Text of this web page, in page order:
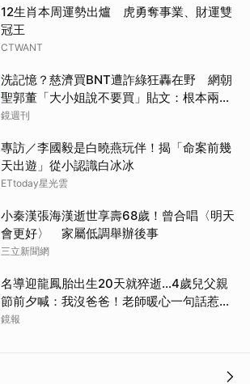
12生肖本周運勢出爐 虎勇奪事業、財運雙
冠王
CTWANT
洗記憶？慈濟買BNT遭詐綠狂轟在野 網朝
聖郭董「大小姐說不要買」貼文：根本兩碼
事
鏡週刊
專訪／李國毅是白曉燕玩伴！揭「命案前幾
天出遊」從小認識白冰冰
ETtoday星光雲
小秦漢張海漢逝世享壽68歲！曾合唱〈明天
會更好〉 家屬低調舉辦後事
三立新聞網
名導迎龍鳳胎出生20天就猝逝...4歲兒父親
節前夕喊：我沒爸爸！老師暖心一句話惹哭
遺孀
鏡報